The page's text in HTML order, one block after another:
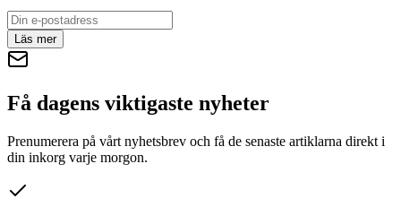
Läs mer
Få dagens viktigaste nyheter
Prenumerera på vårt nyhetsbrev och få de senaste artiklarna direkt i
din inkorg varje morgon.